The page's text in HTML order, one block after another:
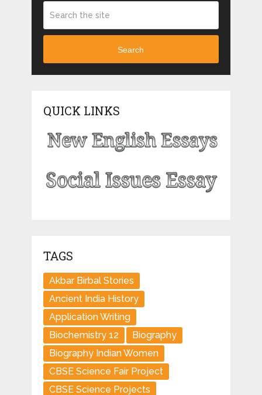
Search
QUICK LINKS
TAGS
Akbar Birbal Stories
Ancient India History
Application Writing
Biochemistry 12
Biography
Biography Indian Women
CBSE Science Fair Project
CBSE Science Projects